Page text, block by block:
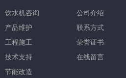
饮水机咨询
产品维护
工程施工
技术支持
节能改造
公司介绍
联系方式
荣誉证书
在线留言